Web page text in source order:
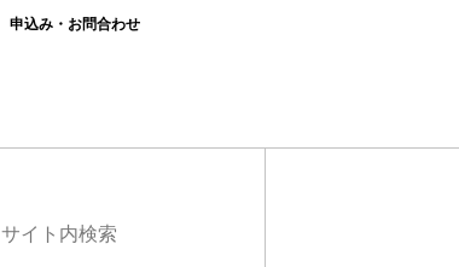
申込み・お問合わせ
サイト内検索